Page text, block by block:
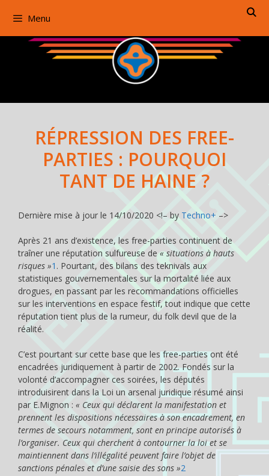
Menu
RÉPRESSION DES FREE-
PARTIES : POURQUOI
TANT DE HAINE ?
Dernière mise à jour le 14/10/2020 <!– by Techno+ –>
Après 21 ans d’existence, les free-parties continuent de
traîner une réputation sulfureuse de« situations à hauts
risques »1 . Pourtant, des bilans des teknivals aux
statistiques gouvernementales sur la mortalité liée aux
drogues, en passant par les recommandations officielles
sur les interventions en espace festif, tout indique que cette
réputation tient plus de la rumeur, du folk devil que de la
réalité.
C’est pourtant sur cette base que les free-parties ont été
encadrées juridiquement à partir de 2002. Fondés sur la
volonté d’accompagner ces soirées, les députés
introduisirent dans la Loi un arsenal juridique résumé ainsi
par E.Mignon : « Ceux qui déclarent la manifestation et
prennent les dispositions nécessaires à son encadrement, en
termes de secours notamment, sont en principe autorisés à
l’organiser. Ceux qui cherchent à contourner la loi et se
maintiennent dans l’illégalité peuvent faire l’objet de
sanctions pénales et d’une saisie des sons »2